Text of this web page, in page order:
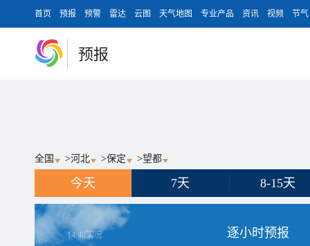
首页 预报 预警 雷达 云图 天气地图 专业产品 资讯 视频 节气
预报
全国 >河北 >保定 >望都
今天 7天 8-15天
14:40实况 逐小时预报